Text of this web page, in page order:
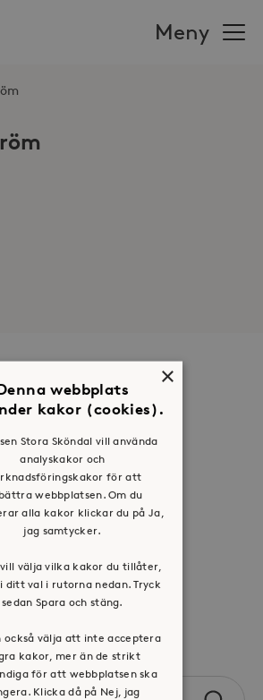
Meny
Organisation
Visselblåsartjänst
& mediakontakt
hos Stora Sköndal
×
webbplats
kakor (cookies).
Stora Sköndal vill använda
analyskakor och
för att
webbplatsen. Om du
alla kakor klickar du på Ja,
jag samtycker.
välja vilka kakor du tillåter,
ditt val i rutorna nedan. Tryck
sedan Spara och stäng.
också välja att inte acceptera
kakor, mer än de strikt
för att webbplatsen ska
Klicka då på Nej, jag